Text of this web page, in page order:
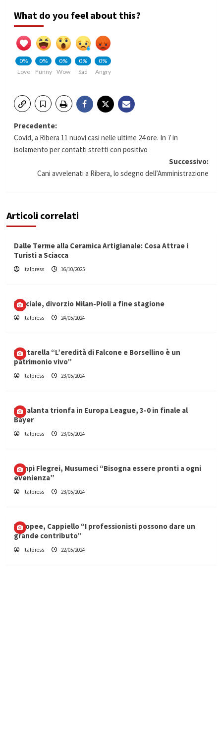
What do you feel about this?
0%
Love
0%
Funny
0%
Wow
0%
Sad
0%
Angry
Navigazione
articolo
Precedente:
Covid, a Ribera 11 nuovi casi nelle ultime 24 ore. In 7 in
isolamento per contatti stretti con positivo
Successivo:
Cani avvelenati a Ribera, lo sdegno dell’Amministrazione
Articoli correlati
Dalle Terme alla Ceramica Artigianale: Cosa Attrae i
Turisti a Sciacca
Italpress 16/10/2025
Ufficiale, divorzio Milan-Pioli a fine stagione
Italpress 24/05/2024
Mattarella “L’eredità di Falcone e Borsellino è un
patrimonio vivo”
Italpress 23/05/2024
L’Atalanta trionfa in Europa League, 3-0 in finale al
Bayer
Italpress 23/05/2024
Campi Flegrei, Musumeci “Bisogna essere pronti a ogni
evenienza”
Italpress 23/05/2024
Europee, Cappiello “I professionisti possono dare un
grande contributo”
Italpress 22/05/2024